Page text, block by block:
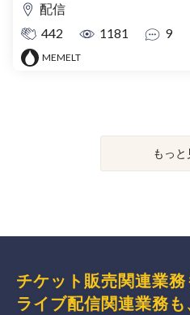
配信
442
1181 9
MEMELT
もっと
チケット販売関連業務
ライブ配信関連業務も